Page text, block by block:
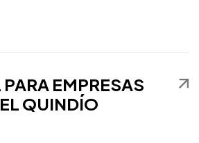
EMPRESAS
QUINDÍO